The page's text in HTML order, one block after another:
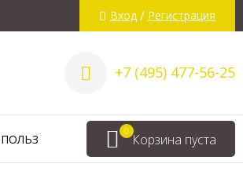
Вход / Регистрация
+7 (495) 477-56-25
Корзина пуста
0
ПОЛЬЗОВАТЕЛЬСКОЕ СОГЛАШЕНИЕ